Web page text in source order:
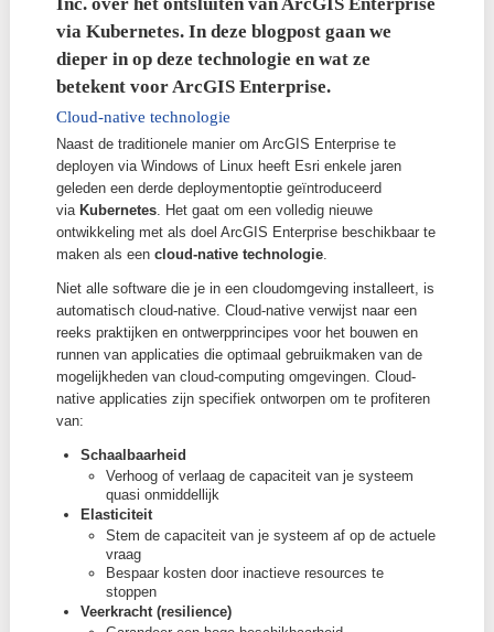
Door: Philippe Van De Vreken
Vorig jaar kreeg ik via Geo Solutions de
om een tweedaagse opleiding te volgen
Inc. over het ontsluiten van ArcGIS
via Kubernetes. In deze blogpost gaan we
dieper in op deze technologie en wat ze
betekent voor ArcGIS Enterprise.
Cloud-native technologie
Naast de traditionele manier om ArcGIS Enterprise te
deployen via Windows of Linux heeft Esri enkele
geleden een derde deploymentoptie geïntroduceerd
via Kubernetes . Het gaat om een volledig nieuwe
maken als een
Niet alle software die je in een cloudomgeving
automatisch cloud-native. Cloud-native verwijst naar
reeks praktijken en ontwerpprincipes voor het
runnen van applicaties die optimaal gebruikmaken
mogelijkheden van cloud-computing omgevingen.